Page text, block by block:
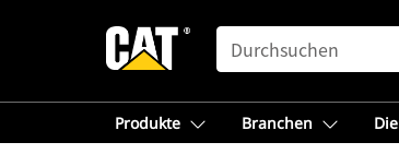
SEARCH
Produkte Branchen